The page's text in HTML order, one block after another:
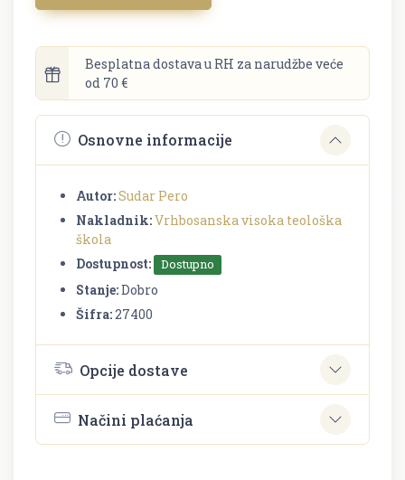
Besplatna dostava u RH za narudžbe veće
od 70 €
Osnovne informacije
Autor:Sudar Pero
Nakladnik:Vrhbosanska visoka teološka
škola
Dostupnost:
Dostupno
Stanje:Dobro
Šifra:27400
Opcije dostave
Načini plaćanja